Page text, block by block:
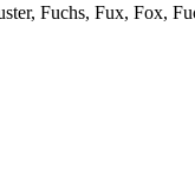
Fuchs, Fux, Fox,